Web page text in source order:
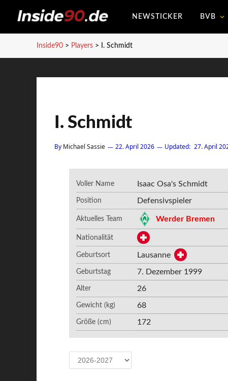
NEWSTICKER BVB
Inside90 > Players > I. Schmidt
I. Schmidt
By Michael Sassie 22. April 2026 Updated: 27. April
Voller Name Isaac Osa's Schmidt
Position Defensivspieler
Aktuelles Team Werder Bremen
Nationalität
Geburtsort Lausanne
Geburtstag 7. Dezember 1999
Alter 26
Gewicht (kg) 68
Größe (cm) 172